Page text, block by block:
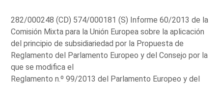
282/000248 (CD) 574/000181 (S) Informe 60/2013 de la
Comisión Mixta para la Unión Europea sobre la aplicación
del principio de subsidiariedad por la Propuesta de
Reglamento del Parlamento Europeo y del Consejo por la
que se modifica el
Reglamento n.º 99/2013 del Parlamento Europeo y del